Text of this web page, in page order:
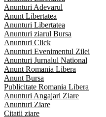
Anunturi Adevarul
Anunt Libertatea
Anunturi Libertatea
Anunturi ziarul Bursa
Anunturi Click
Anunturi Evenimentul Zilei
Anunturi Jurnalul National
Anunt Romania Libera
Anunt Bursa
Publicitate Romania Libera
Anunturi Angajari Ziare
Anunturi Ziare
Citatii ziare